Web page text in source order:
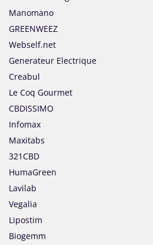
Manomano
GREENWEEZ
Webself.net
Generateur Electrique
Creabul
Le Coq Gourmet
CBDISSIMO
Infomax
Maxitabs
321CBD
HumaGreen
Lavilab
Vegalia
Lipostim
Biogemm